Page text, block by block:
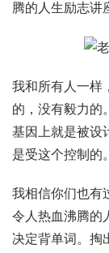
腾的人生励志讲
我和所有人一样
的，没有毅力的
基因上就是被设
是受这个控制的。
我相信你们也有
令人热血沸腾的
决定背单词。掏